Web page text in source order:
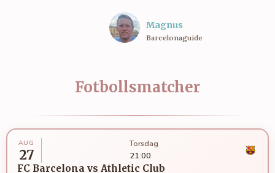
Magnus
Barcelonaguide
Fotbollsmatcher
AUG
27
Torsdag
21:00
FC Barcelona vs Athletic Club